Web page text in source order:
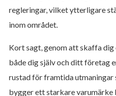
regleringar, vilket ytterligare
inom området.
Kort sagt, genom att skaffa dig
både dig själv och ditt företag
rustad för framtida utmaningar
bygger ett starkare varumärke